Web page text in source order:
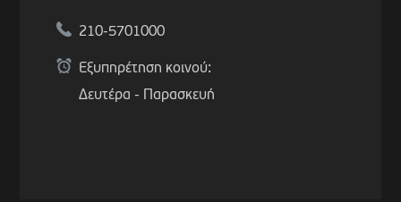
210-5701000
Εξυπηρέτηση κοινού:
Δευτέρα - Παρασκευή